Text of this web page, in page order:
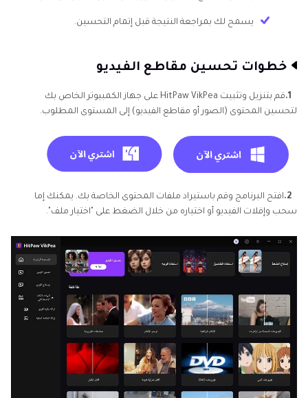
يسمح لك بمراجعة النتيجة قبل إتمام التحسين.
خطوات تحسين مقاطع الفيديو
1.
قم بتنزيل وتثبيت HitPaw VikPea على جهاز الكمبيوتر الخاص بك
لتحسين المحتوى (الصور أو مقاطع الفيديو) إلى المستوى المطلوب.
2. افتح البرنامج وقم باستيراد ملفات المحتوى الخاصة بك. يمكنك إما
سحب وإفلات الفيديو أو اختياره من خلال الضغط على "اختيار ملف".